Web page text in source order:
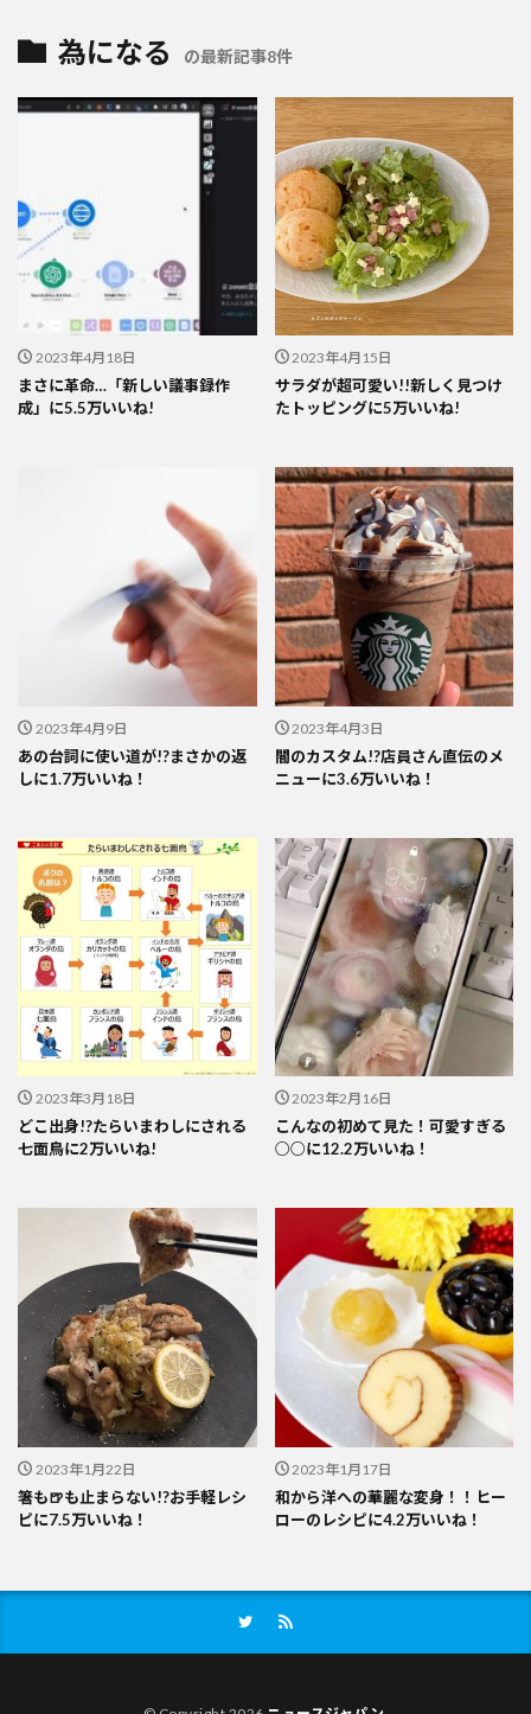
為になる の最新記事8件
2023年4月18日
まさに革命…「新しい議事録作
成」に5.5万いいね!
2023年4月15日
サラダが超可愛い!!新しく見つけ
たトッピングに5万いいね!
2023年4月9日
あの台詞に使い道が!?まさかの返
しに1.7万いいね！
2023年4月3日
闇のカスタム!?店員さん直伝のメ
ニューに3.6万いいね！
2023年3月18日
どこ出身!?たらいまわしにされる
七面鳥に2万いいね!
2023年2月16日
こんなの初めて見た！可愛すぎる
○○に12.2万いいね！
2023年1月22日
箸も🍺も止まらない!?お手軽レシ
ピに7.5万いいね！
2023年1月17日
和から洋への華麗な変身！！ヒー
ローのレシピに4.2万いいね！